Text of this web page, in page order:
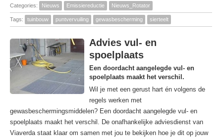
Categories: Nieuws Emissiereductie Nieuws_Rotator
Tags: tuinbouw puntvervuiling gewasbescherming sierteelt
Advies vul- en
spoelplaats
Een doordacht aangelegde vul- en
spoelplaats maakt het verschil.
Wil je met een gerust hart én volgens de
regels werken met
gewasbeschermingsmiddelen? Een doordacht aangelegde vul- en
spoelplaats maakt het verschil. De onafhankelijke adviesdienst van
Viaverda staat klaar om samen met jou te bekijken hoe je dit op jouw